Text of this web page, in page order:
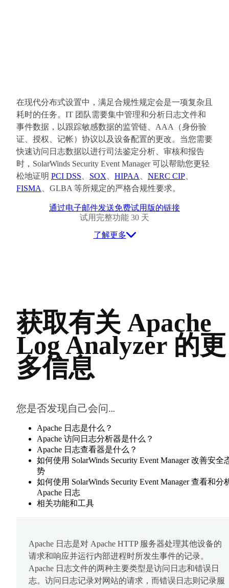
在现代分布式设置中，满足合规性规定会是一项复杂且
耗时的任务。IT 团队需要集中管理和分析日志文件和
事件数据，以跟踪敏感数据的监管链、AAA（身份验
证、授权、记帐）协议以及设备配置的更改。当您需要
快速访问日志数据以进行司法鉴定分析、审核和报告
时，SolarWinds Security Event Manager 可以帮助您更轻
松地证明 PCI DSS SOX HIPAA NERC CIP
FISMA
、GLBA 等所规定的严格合规性要求。
通过电子邮件发送免费试用版的链接
试用完整功能 30 天
了解更多
获取有关 Apache
Log Analyzer 的更
多信息
您是否发现自己会问…
Apache 日志是什么？
Apache 访问日志分析器是什么？
Apache 日志查看器是什么？
如何使用 SolarWinds Security Event Manager 改善安全
势
如何使用 SolarWinds Security Event Manager 查看和分
Apache 日志
相关功能和工具
Apache 日志是对 Apache HTTP 服务器处理其他设备的
请求和响应并运行内部进程时所发生事件的记录。
Apache 日志文件的两种主要类型是访问日志和错误日
志。访问日志记录对网站的请求，而错误日志则记录服